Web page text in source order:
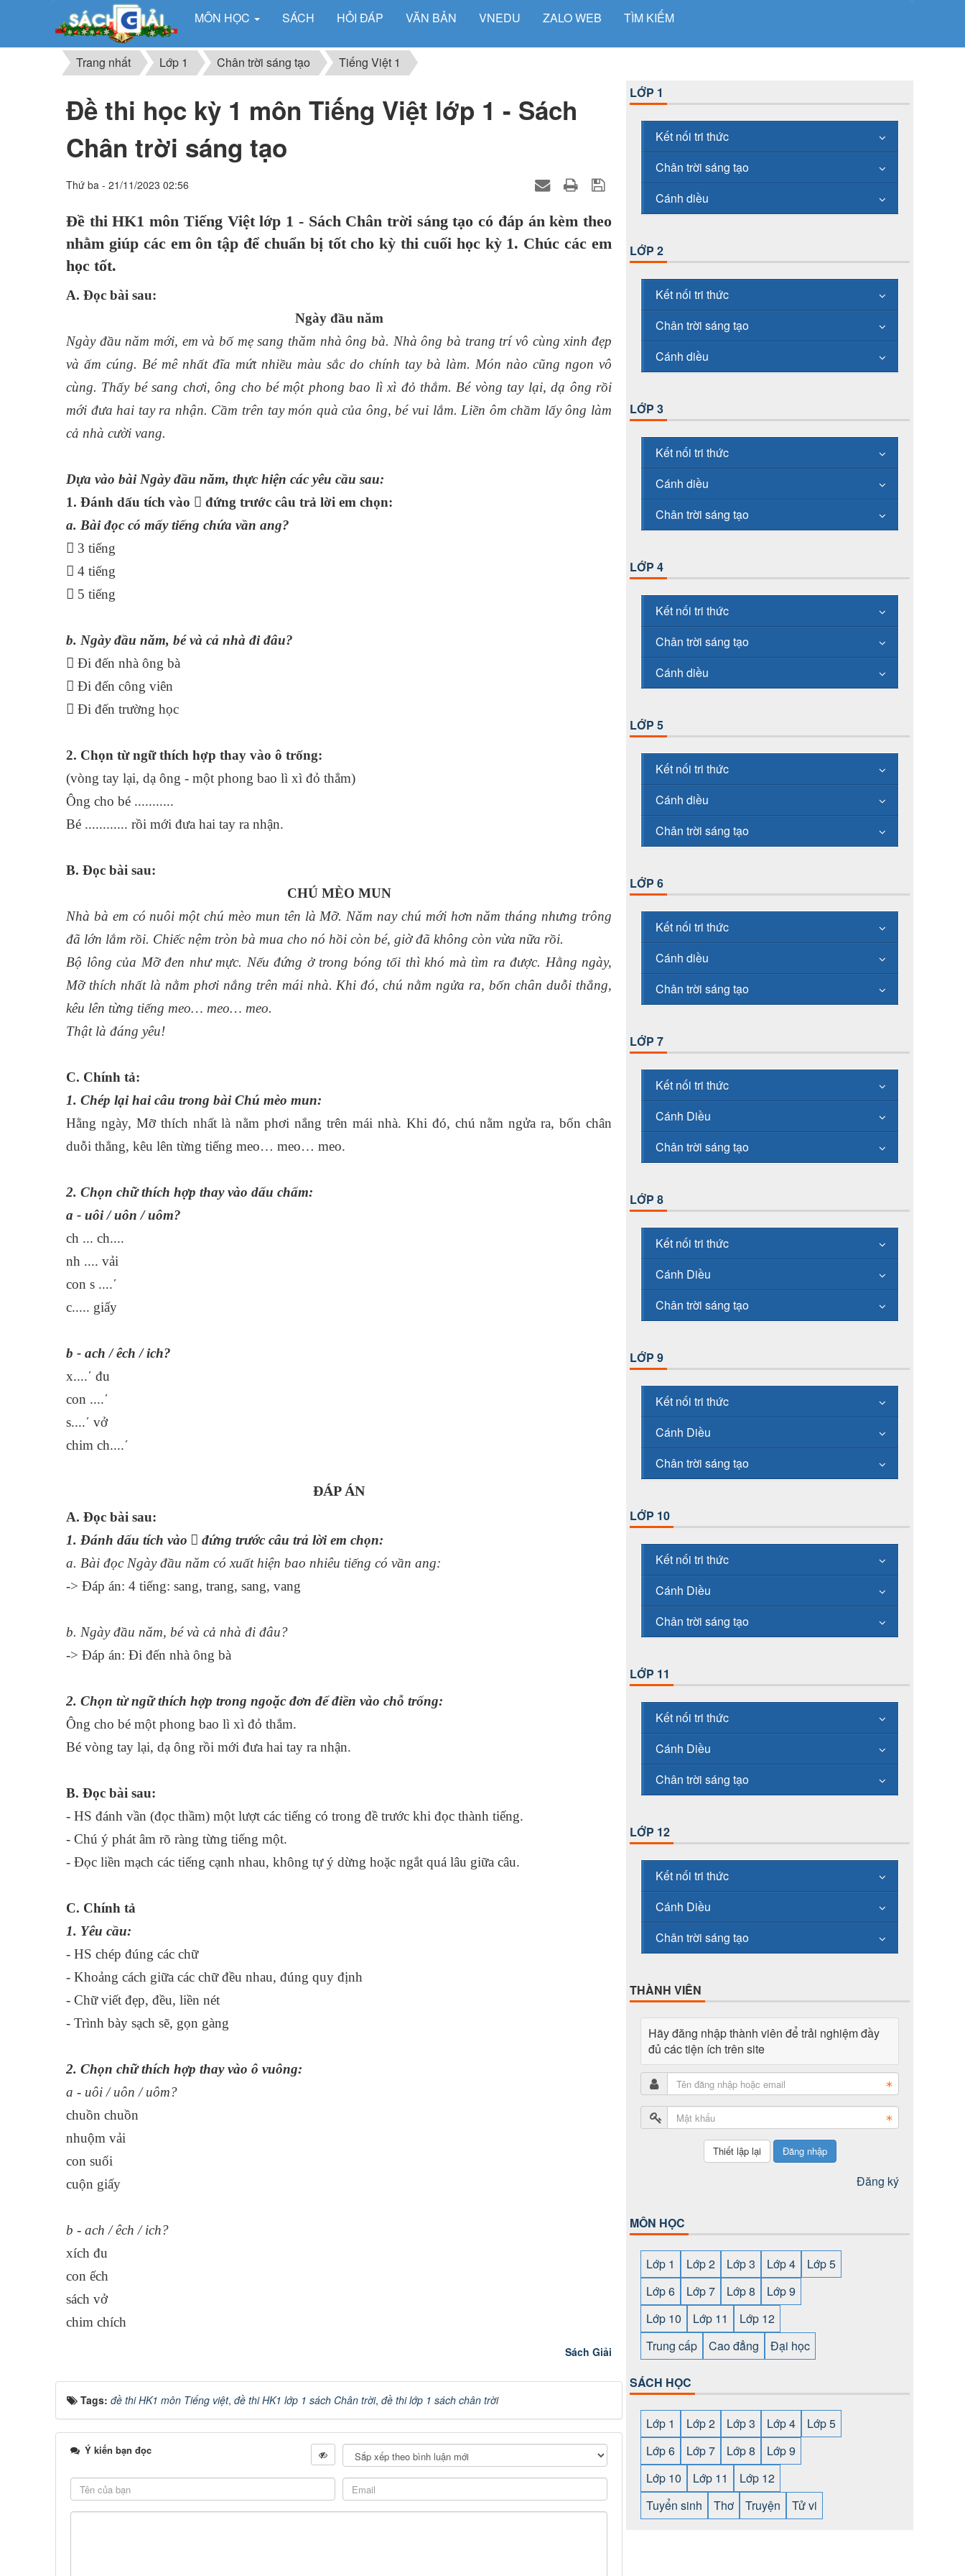
MÔN HỌC SÁCH HỎI ĐÁP VĂN BẢN VNEDU ZALO WEB TÌM KIẾM
Trang nhất Lớp 1 Chân trời sáng tạo Tiếng Việt 1
Đề thi học kỳ 1 môn Tiếng Việt lớp 1 - Sách
Chân trời sáng tạo
Thứ ba - 21/11/2023 02:56
Đề thi HK1 môn Tiếng Việt lớp 1 - Sách Chân trời sáng tạo có đáp án kèm theo
nhằm giúp các em ôn tập để chuẩn bị tốt cho kỳ thi cuối học kỳ 1. Chúc các em
học tốt.
A. Đọc bài sau:
Ngày đầu năm
Ngày đầu năm mới, em và bố mẹ sang thăm nhà ông bà. Nhà ông bà trang trí vô cùng xinh đẹp
và ấm cúng. Bé mê nhất đĩa mứt nhiều màu sắc do chính tay bà làm. Món nào cũng ngon vô
cùng. Thấy bé sang chơi, ông cho bé một phong bao lì xì đỏ thắm. Bé vòng tay lại, dạ ông rồi
mới đưa hai tay ra nhận. Cầm trên tay món quà của ông, bé vui lắm. Liền ôm chầm lấy ông làm
cả nhà cười vang.
Dựa vào bài Ngày đầu năm, thực hiện các yêu cầu sau:
1. Đánh dấu tích vào  đứng trước câu trả lời em chọn:
a. Bài đọc có mấy tiếng chứa vần ang?
 3 tiếng
 4 tiếng
 5 tiếng
b. Ngày đầu năm, bé và cả nhà đi đâu?
 Đi đến nhà ông bà
 Đi đến công viên
 Đi đến trường học
2. Chọn từ ngữ thích hợp thay vào ô trống:
(vòng tay lại, dạ ông - một phong bao lì xì đỏ thắm)
Ông cho bé ...........
Bé ............ rồi mới đưa hai tay ra nhận.
B. Đọc bài sau:
CHÚ MÈO MUN
Nhà bà em có nuôi một chú mèo mun tên là Mỡ. Năm nay chú mới hơn năm tháng nhưng trông
đã lớn lắm rồi. Chiếc nệm tròn bà mua cho nó hồi còn bé, giờ đã không còn vừa nữa rồi.
Bộ lông của Mỡ đen như mực. Nếu đứng ở trong bóng tối thì khó mà tìm ra được. Hằng ngày,
Mỡ thích nhất là nằm phơi nắng trên mái nhà. Khi đó, chú nằm ngửa ra, bốn chân duỗi thẳng,
kêu lên từng tiếng meo… meo… meo.
Thật là đáng yêu!
C. Chính tả:
1. Chép lại hai câu trong bài Chú mèo mun:
Hằng ngày, Mỡ thích nhất là nằm phơi nắng trên mái nhà. Khi đó, chú nằm ngửa ra, bốn chân
duỗi thẳng, kêu lên từng tiếng meo… meo… meo.
2. Chọn chữ thích hợp thay vào dấu chấm:
a - uôi / uôn / uôm?
ch ... ch....
nh .... vải
con s ....´
c..... giấy
b - ach / êch / ich?
x....´ đu
con ....´
s....´ vở
chim ch....´
ĐÁP ÁN
A. Đọc bài sau:
1. Đánh dấu tích vào  đứng trước câu trả lời em chọn:
a. Bài đọc Ngày đầu năm có xuất hiện bao nhiêu tiếng có vần ang:
-> Đáp án: 4 tiếng: sang, trang, sang, vang
b. Ngày đầu năm, bé và cả nhà đi đâu?
-> Đáp án: Đi đến nhà ông bà
2. Chọn từ ngữ thích hợp trong ngoặc đơn để điền vào chỗ trống:
Ông cho bé một phong bao lì xì đỏ thắm.
Bé vòng tay lại, dạ ông rồi mới đưa hai tay ra nhận.
B. Đọc bài sau:
- HS đánh vần (đọc thầm) một lượt các tiếng có trong đề trước khi đọc thành tiếng.
- Chú ý phát âm rõ ràng từng tiếng một.
- Đọc liền mạch các tiếng cạnh nhau, không tự ý dừng hoặc ngắt quá lâu giữa câu.
C. Chính tả
1. Yêu cầu:
- HS chép đúng các chữ
- Khoảng cách giữa các chữ đều nhau, đúng quy định
- Chữ viết đẹp, đều, liền nét
- Trình bày sạch sẽ, gọn gàng
2. Chọn chữ thích hợp thay vào ô vuông:
a - uôi / uôn / uôm?
chuồn chuồn
nhuộm vải
con suối
cuộn giấy
b - ach / êch / ich?
xích đu
con ếch
sách vở
chim chích
Sách Giải
Tags: đề thi HK1 môn Tiếng việt, đề thi HK1 lớp 1 sách Chân trời, đề thi lớp 1 sách chân trời
Ý kiến bạn đọc
LỚP 1
Kết nối tri thức
Chân trời sáng tạo
Cánh diều
LỚP 2
Kết nối tri thức
Chân trời sáng tạo
Cánh diều
LỚP 3
Kết nối tri thức
Cánh diều
Chân trời sáng tạo
LỚP 4
Kết nối tri thức
Chân trời sáng tạo
Cánh diều
LỚP 5
Kết nối tri thức
Cánh diều
Chân trời sáng tạo
LỚP 6
Kết nối tri thức
Cánh diều
Chân trời sáng tạo
LỚP 7
Kết nối tri thức
Cánh Diều
Chân trời sáng tạo
LỚP 8
Kết nối tri thức
Cánh Diều
Chân trời sáng tạo
LỚP 9
Kết nối tri thức
Cánh Diều
Chân trời sáng tạo
LỚP 10
Kết nối tri thức
Cánh Diều
Chân trời sáng tạo
LỚP 11
Kết nối tri thức
Cánh Diều
Chân trời sáng tạo
LỚP 12
Kết nối tri thức
Cánh Diều
Chân trời sáng tạo
THÀNH VIÊN
Hãy đăng nhập thành viên để trải nghiệm đầy
đủ các tiện ích trên site
Đăng nhập
Đăng ký
MÔN HỌC
Lớp 1 Lớp 2 Lớp 3 Lớp 4
Lớp 5
Lớp 6
Lớp 7 Lớp 8
Lớp 9
Lớp 10
Lớp 11
Lớp 12
Trung cấp
Cao đẳng Đại học
SÁCH HỌC
Lớp 1 Lớp 2 Lớp 3 Lớp 4
Lớp 5
Lớp 6
Lớp 7 Lớp 8
Lớp 9
Lớp 10
Lớp 11
Lớp 12
Tuyển sinh
Thơ Truyện Tử vi